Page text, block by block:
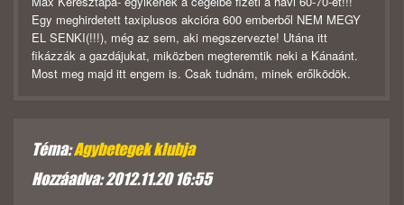
Egy meghirdetett taxiplusos akcióra 600 emberből NEM MEGY
EL SENKI(!!!), még az sem, aki megszervezte! Utána itt
fikázzák a gazdájukat, miközben megteremtik neki a Kánaánt.
Most meg majd itt engem is. Csak tudnám, minek erőlködök.
Téma:Agybetegek klubja
Hozzáadva: 2012.11.20 16:55